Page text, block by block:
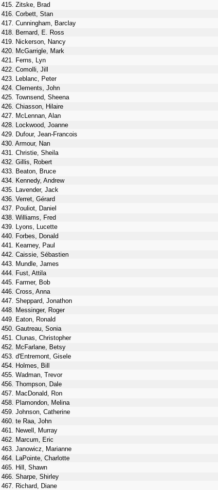
415. Zitske, Brad
416. Corbett, Stan
417. Cunningham, Barclay
418. Bernard, E. Ross
419. Nickerson, Nancy
420. McGarrigle, Mark
421. Ferns, Lyn
422. Comolli, Jill
423. Leblanc, Peter
424. Clements, John
425. Townsend, Sheena
426. Chiasson, Hilaire
427. McLennan, Alan
428. Lockwood, Joanne
429. Dufour, Jean-Francois
430. Armour, Nan
431. Christie, Sheila
432. Gillis, Robert
433. Beaton, Bruce
434. Kennedy, Andrew
435. Lavender, Jack
436. Verret, Gérard
437. Pouliot, Daniel
438. Williams, Fred
439. Lyons, Lucette
440. Forbes, Donald
441. Kearney, Paul
442. Caissie, Sébastien
443. Mundle, James
444. Fust, Attila
445. Farmer, Bob
446. Cross, Anna
447. Sheppard, Jonathon
448. Messinger, Roger
449. Eaton, Ronald
450. Gautreau, Sonia
451. Clunas, Christopher
452. McFarlane, Betsy
453. d'Entremont, Gisele
454. Holmes, Bill
455. Wadman, Trevor
456. Thompson, Dale
457. MacDonald, Ron
458. Plamondon, Melina
459. Johnson, Catherine
460. te Raa, John
461. Newell, Murray
462. Marcum, Eric
463. Janowicz, Marianne
464. LaPointe, Charlotte
465. Hill, Shawn
466. Sharpe, Shirley
467. Richard, Diane